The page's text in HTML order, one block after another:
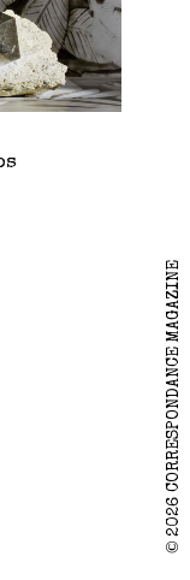
©
2026 CORRESPONDANCE MAGAZINE